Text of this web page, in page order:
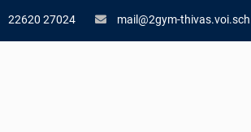
22620 27024 mail@2gym-